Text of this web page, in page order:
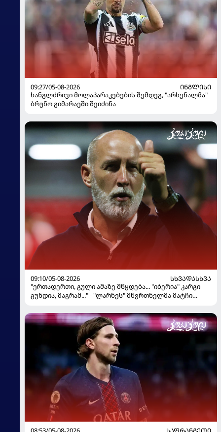
09:27/05-08-2026
ᲘᲜᲒᲚᲘᲡᲘ
ხანგლძრივი მოლაპარაკებების შემდეგ, "არსენალმა"
ბრუნო გიმარაეში შეიძინა
09:10/05-08-2026
ᲡᲮᲕᲐᲓᲐᲡᲮᲕᲐ
"ერთადერთი, გული ამაზე მწყდება... "იბერია" კარგი
გუნდია, მაგრამ..." - "ლარნეს" მწვრთნელმა მატჩი
მოჰყავს